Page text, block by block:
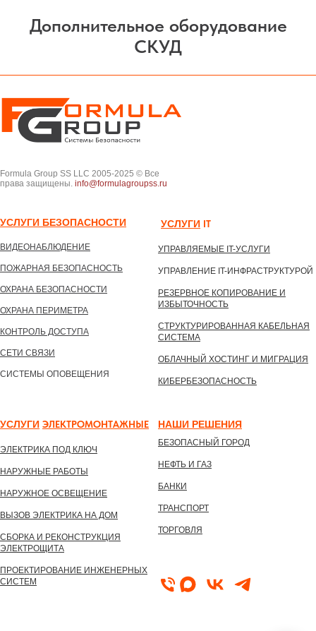
Дополнительное оборудование
СКУД
Formula Group SS LLC 2005-2025 © Все
права защищены. info@formulagroupss.ru
УСЛУГИ БЕЗОПАСНОСТИ
ВИДЕОНАБЛЮДЕНИЕ
ПОЖАРНАЯ БЕЗОПАСНОСТЬ
ОХРАНА БЕЗОПАСНОСТИ
ОХРАНА ПЕРИМЕТРА
КОНТРОЛЬ ДОСТУПА
СЕТИ СВЯЗИ
СИСТЕМЫ ОПОВЕЩЕНИЯ
IТ
УСЛУГИ
УПРАВЛЯЕМЫЕ IT-УСЛУГИ
УПРАВЛЕНИЕ IT-ИНФРАСТРУКТУРОЙ
РЕЗЕРВНОЕ КОПИРОВАНИЕ И
ИЗБЫТОЧНОСТЬ
СТРУКТУРИРОВАННАЯ КАБЕЛЬНАЯ
СИСТЕМА
ОБЛАЧНЫЙ ХОСТИНГ И МИГРАЦИЯ
КИБЕРБЕЗОПАСНОСТЬ
ЭЛЕКТРОМОНТАЖНЫЕ
УСЛУГИ
ЭЛЕКТРИКА ПОД КЛЮЧ
НАРУЖНЫЕ РАБОТЫ
НАРУЖНОЕ ОСВЕЩЕНИЕ
ВЫЗОВ ЭЛЕКТРИКА НА ДОМ
СБОРКА И РЕКОНСТРУКЦИЯ
ЭЛЕКТРОЩИТА
ПРОЕКТИРОВАНИЕ ИНЖЕНЕРНЫХ
СИСТЕМ
НАШИ РЕШЕНИЯ
БЕЗОПАСНЫЙ ГОРОД
НЕФТЬ И ГАЗ
БАНКИ
ТРАНСПОРТ
ТОРГОВЛЯ